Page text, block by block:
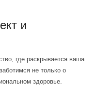
и
где раскрывается ваша
не только о
здоровье.